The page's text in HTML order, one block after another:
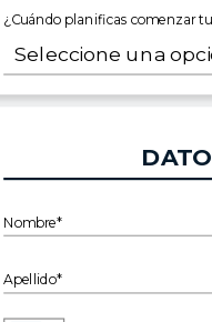
¿Cuándo planificas comenzar
Nombre*
Apellido*